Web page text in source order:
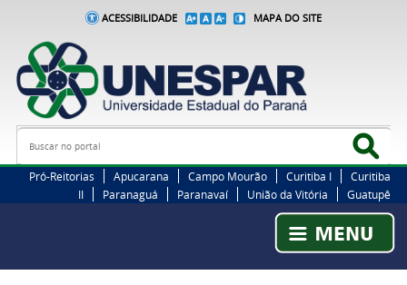
ACESSIBILIDADE MAPA DO SITE
Busca
Pró-Reitorias Apucarana Campo Mourão Curitiba I
Curitiba
II
Paranaguá Paranavaí União da Vitória Guatupê